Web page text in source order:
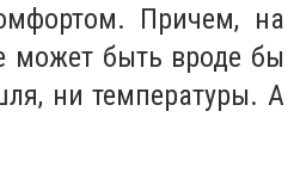
Причем, на
может быть вроде бы
ни температуры. А